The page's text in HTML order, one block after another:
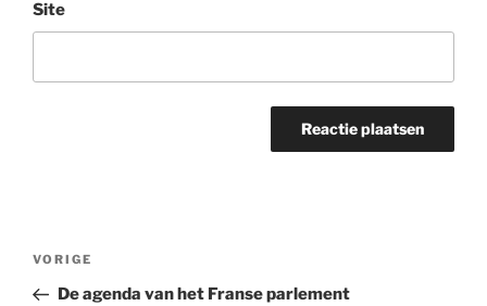
Site
Bericht
Vorig
bericht
VORIGE
De agenda van het Franse parlement